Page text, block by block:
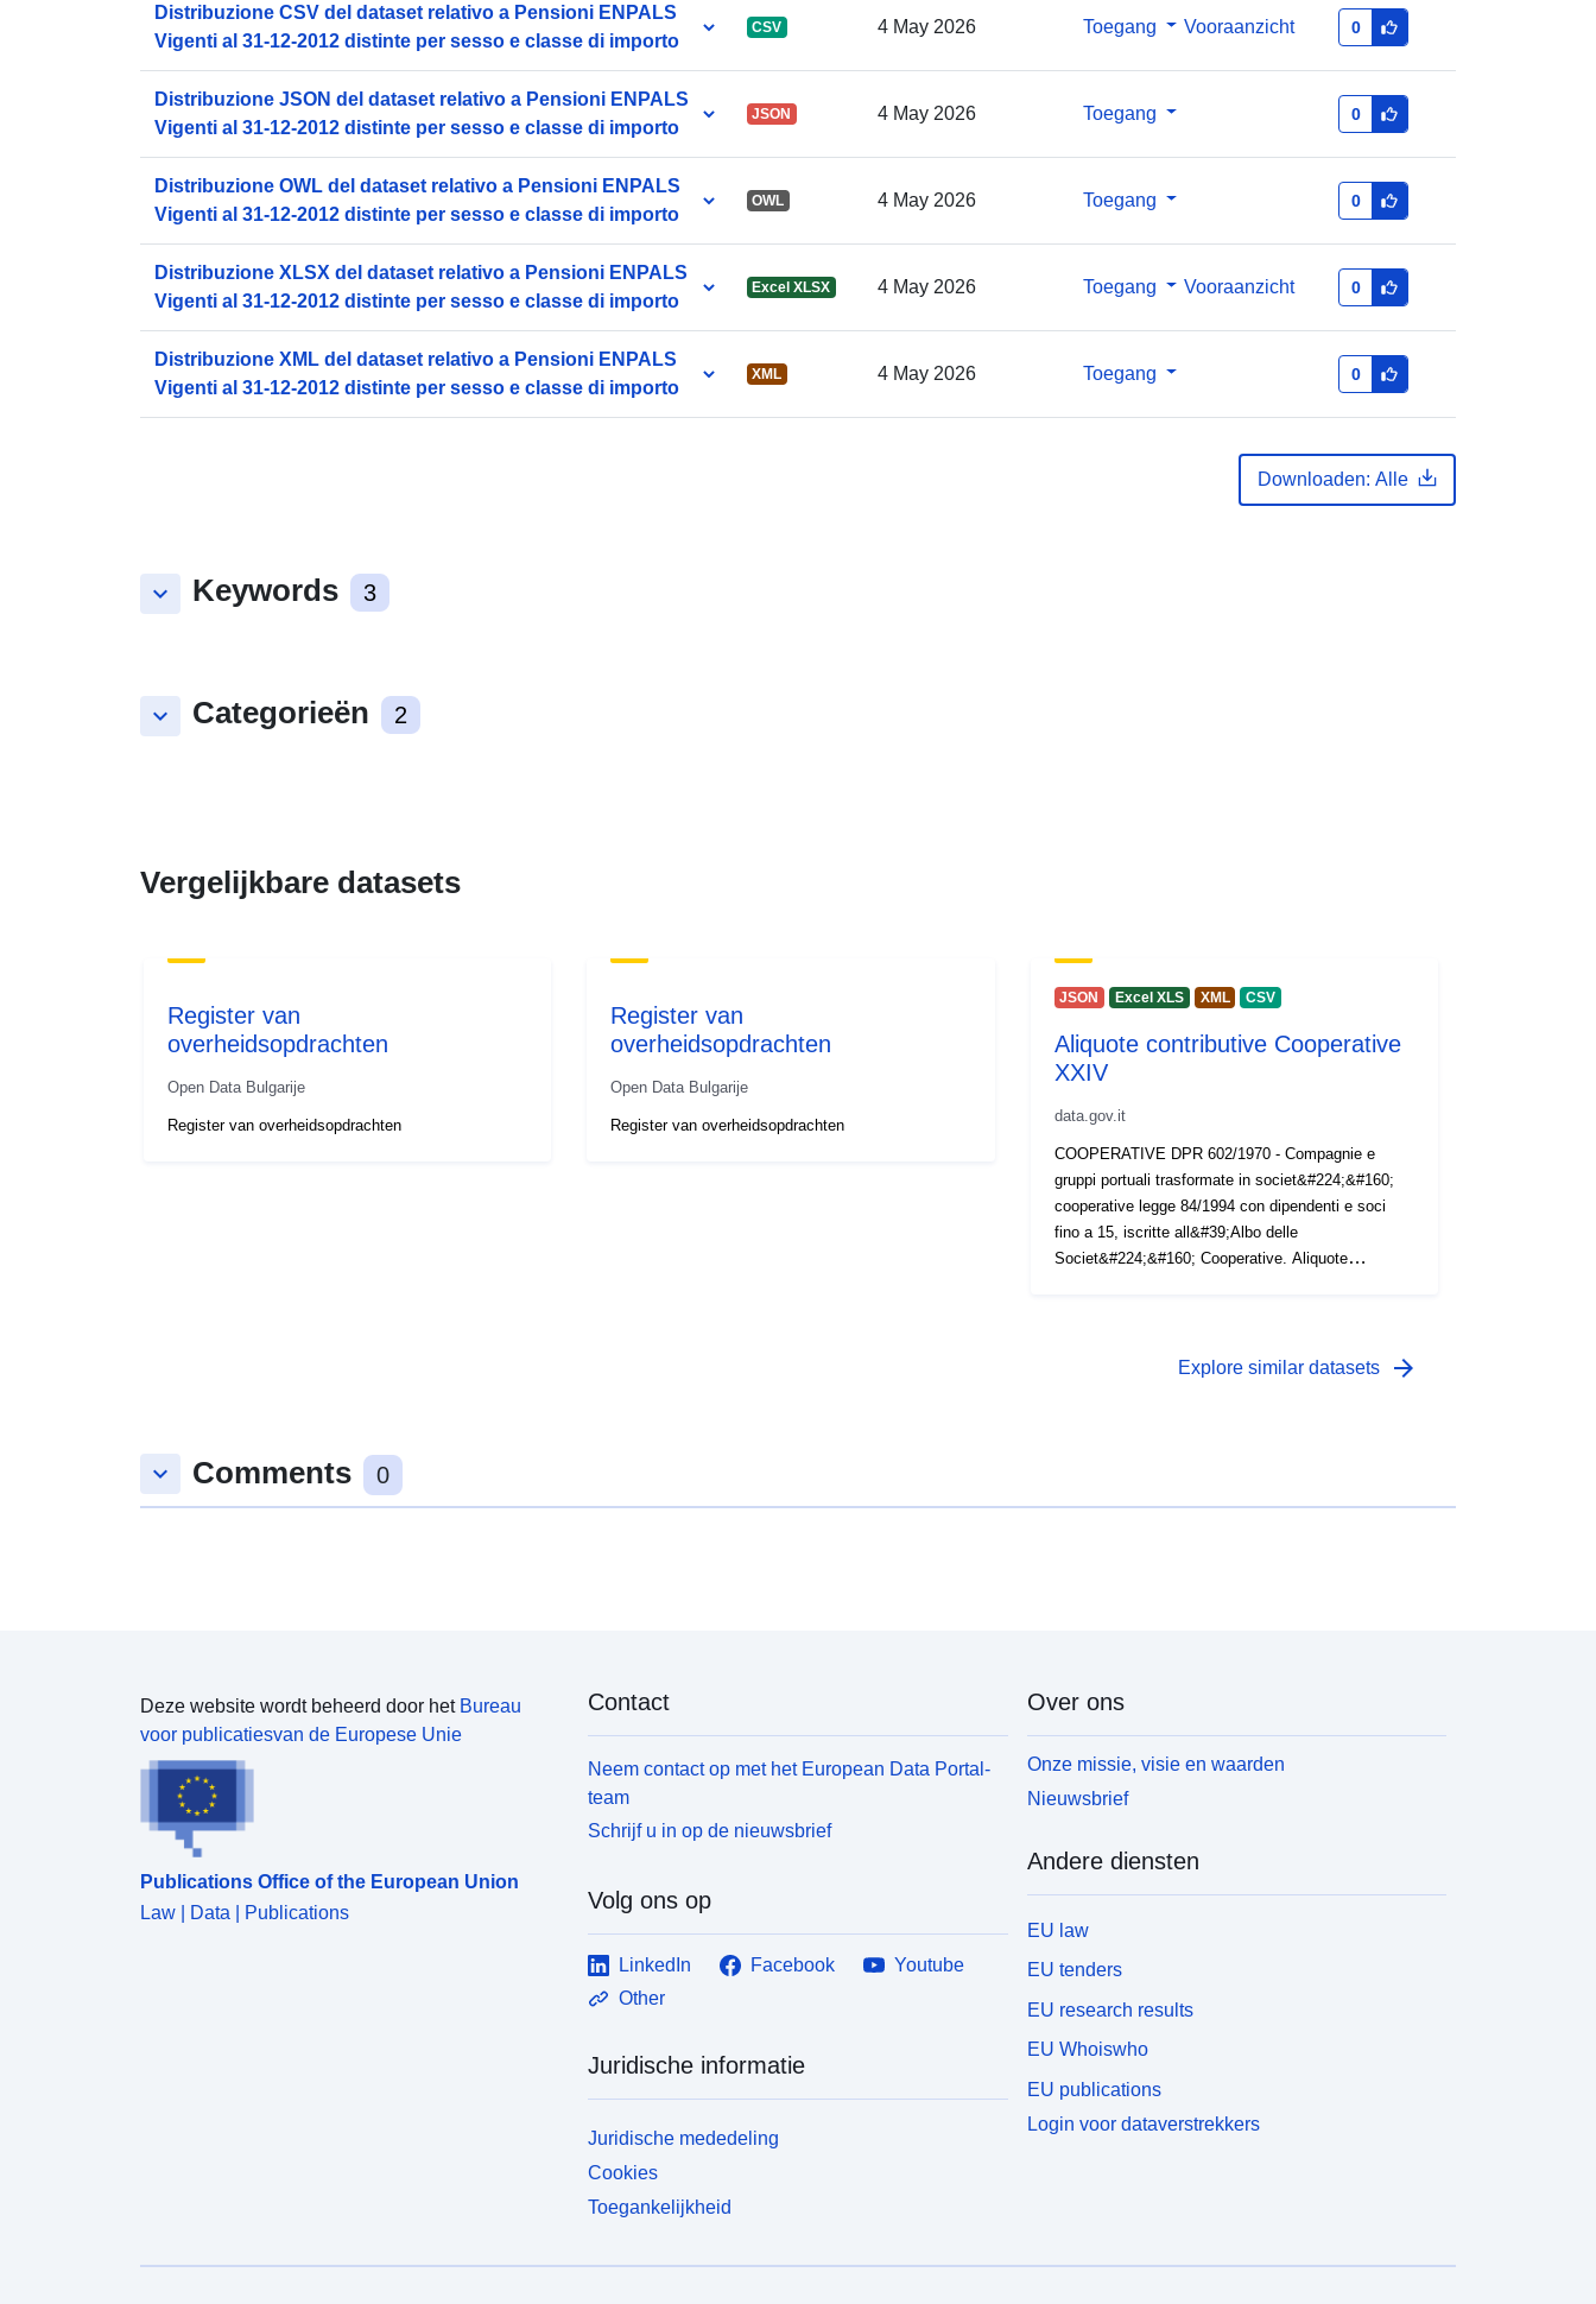
Distribuzione CSV del dataset relativo a Pensioni ENPALS
Vigenti al 31-12-2012 distinte per sesso e classe di importo
CSV 4 May 2026 Toegang Vooraanzicht 0
Distribuzione JSON del dataset relativo a Pensioni ENPALS
Vigenti al 31-12-2012 distinte per sesso e classe di importo
JSON 4 May 2026 Toegang 0
Distribuzione OWL del dataset relativo a Pensioni ENPALS
Vigenti al 31-12-2012 distinte per sesso e classe di importo
OWL 4 May 2026 Toegang 0
Distribuzione XLSX del dataset relativo a Pensioni ENPALS
Vigenti al 31-12-2012 distinte per sesso e classe di importo
Excel XLSX 4 May 2026 Toegang Vooraanzicht 0
Distribuzione XML del dataset relativo a Pensioni ENPALS
Vigenti al 31-12-2012 distinte per sesso e classe di importo
XML 4 May 2026 Toegang 0
Downloaden: Alle
keyboard_arrow_down Keywords 3
keyboard_arrow_down Categorieën 2
URL:
http://www.inps.it
:
Toegevoegd aan data.europa.eu:
July 2026
Bijgewerkt op data.europa.eu: 30
Identificatoren: 556
http://data.europa.eu/88u/dataset/55
6
:
Vergelijkbare datasets
Register van
overheidsopdrachten
Open Data Bulgarije
Register van overheidsopdrachten
Register van
overheidsopdrachten
Open Data Bulgarije
Register van overheidsopdrachten
JSON Excel XLS XML CSV
Aliquote contributive Cooperative
XXIV
data.gov.it
COOPERATIVE DPR 602/1970 - Compagnie e
gruppi portuali trasformate in societ&#224;&#160;
cooperative legge 84/1994 con dipendenti e soci
fino a 15, iscritte all&#39;Albo delle
Societ&#224;&#160; Cooperative. Aliquote
Explore similar datasets arrow_forward
keyboard_arrow_down Comments 0
Deze website wordt beheerd door het Bureau
voor publicatiesvan de Europese Unie
Publications Office of the European Union
Law | Data | Publications
Contact
Neem contact op met het European Data Portal-
team
Schrijf u in op de nieuwsbrief
Volg ons op
LinkedIn Facebook
Youtube
Other
Juridische informatie
Juridische mededeling
Cookies
Toegankelijkheid
Over ons
Onze missie, visie en waarden
Nieuwsbrief
Andere diensten
EU law
EU tenders
EU research results
EU Whoiswho
EU publications
Login voor dataverstrekkers